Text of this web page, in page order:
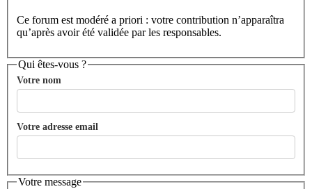
Ce forum est modéré a priori : votre contribution n’apparaîtra
qu’après avoir été validée par les responsables.
Qui êtes-vous ?
Votre nom
Votre adresse email
Votre message